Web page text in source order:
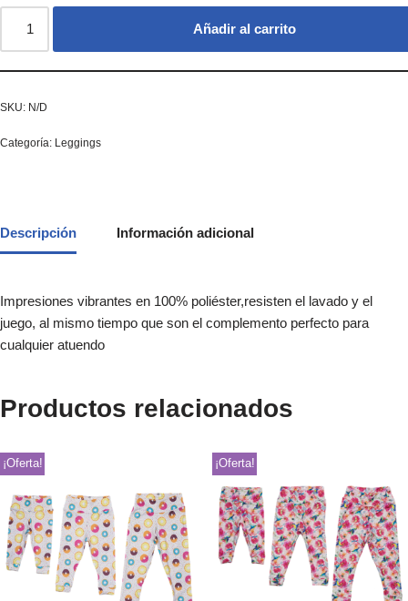
Añadir al carrito
SKU: N/D
Categoría: Leggings
Descripción Información adicional
Impresiones vibrantes en 100% poliéster,resisten el lavado y el
juego, al mismo tiempo que son el complemento perfecto para
cualquier atuendo
Productos relacionados
¡Oferta! ¡Oferta!